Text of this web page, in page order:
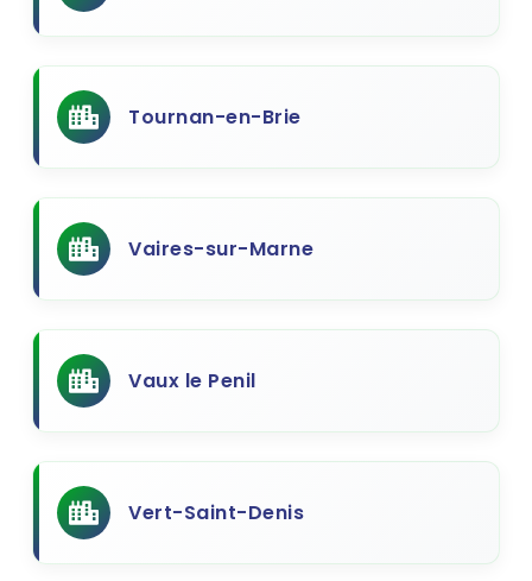
Tournan-en-Brie
Vaires-sur-Marne
Vaux le Penil
Vert-Saint-Denis